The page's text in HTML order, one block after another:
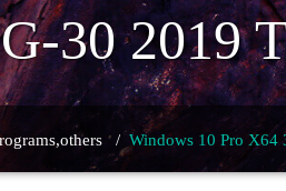
30 2019
/ Windows 10 Pro X64